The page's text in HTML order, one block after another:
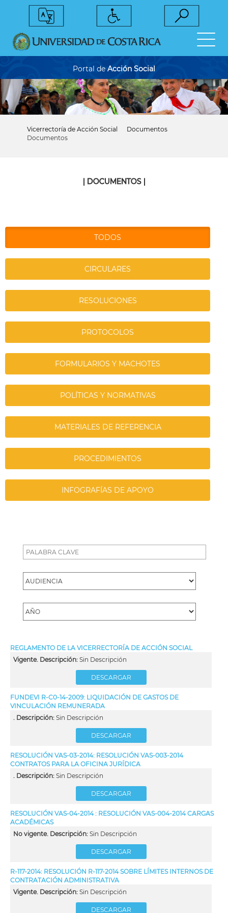
Portal de Acción Social
Sobrescribir
Vicerrectoría de Acción Social
Documentos
Documentos
| DOCUMENTOS |
TODOS
CIRCULARES
RESOLUCIONES
PROTOCOLOS
FORMULARIOS Y MACHOTES
POLÍTICAS Y NORMATIVAS
MATERIALES DE REFERENCIA
PROCEDIMIENTOS
INFOGRAFÍAS DE APOYO
REGLAMENTO DE LA VICERRECTORÍA DE ACCIÓN SOCIAL
Vigente. Descripción: Sin Descripción
DESCARGAR
FUNDEVI R-C0-14-2009: LIQUIDACIÓN DE GASTOS DE
VINCULACIÓN REMUNERADA
. Descripción: Sin Descripción
DESCARGAR
RESOLUCIÓN VAS-03-2014: RESOLUCIÓN VAS-003-2014
CONTRATOS PARA LA OFICINA JURÍDICA
. Descripción: Sin Descripción
DESCARGAR
RESOLUCIÓN VAS-04-2014 : RESOLUCIÓN VAS-004-2014 CARGAS
ACADÉMICAS
No vigente. Descripción: Sin Descripción
DESCARGAR
R-117-2014: RESOLUCIÓN R-117-2014 SOBRE LÍMITES INTERNOS DE
CONTRATACIÓN ADMINISTRATIVA
Vigente. Descripción: Sin Descripción
DESCARGAR